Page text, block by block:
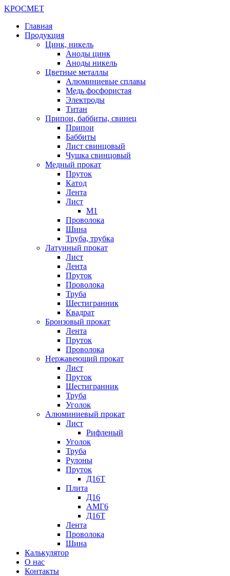
KРОСМЕТ
Главная
Продукция
Цинк, никель
Аноды цинк
Аноды никель
Цветные металлы
Алюминиевые сплавы
Медь фосфористая
Электроды
Титан
Припои, баббиты, свинец
Припои
Баббиты
Лист свинцовый
Чушка свинцовый
Медный прокат
Пруток
Катод
Лента
Лист
М1
Проволока
Шина
Труба, трубка
Латунный прокат
Лист
Лента
Пруток
Проволока
Труба
Шестигранник
Квадрат
Бронзовый прокат
Лента
Пруток
Проволока
Нержавеющий прокат
Лист
Пруток
Шестигранник
Труба
Уголок
Алюминиевый прокат
Лист
Рифленый
Уголок
Труба
Рулоны
Пруток
Д16Т
Плита
Д16
АМГ6
Д16Т
Лента
Проволока
Шина
Калькулятор
О нас
Контакты